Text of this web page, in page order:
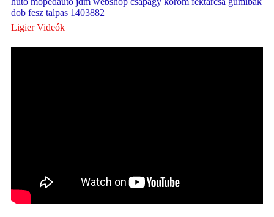
dob fesz talpas 1403882
Ligier Videók